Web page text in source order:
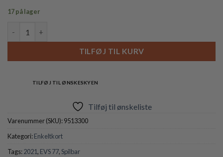
17 på lager
TILFØJ TIL KURV
TILFØJ TIL ØNSKESKYEN
Tilføj til ønskeliste
Varenummer (SKU):9513300
Kategori:Enkeltkort
Tags:2021, EVS 77,Spilbar